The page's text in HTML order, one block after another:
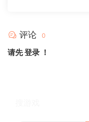
评论 0
请先登录 ！